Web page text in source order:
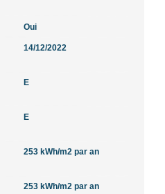
Oui
14/12/2022
E
E
253 kWh/m2 par an
253 kWh/m2 par an